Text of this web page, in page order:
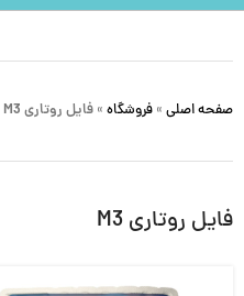
صفحه اصلی » فروشگاه » فایل روتاری M3
فایل روتاری M3